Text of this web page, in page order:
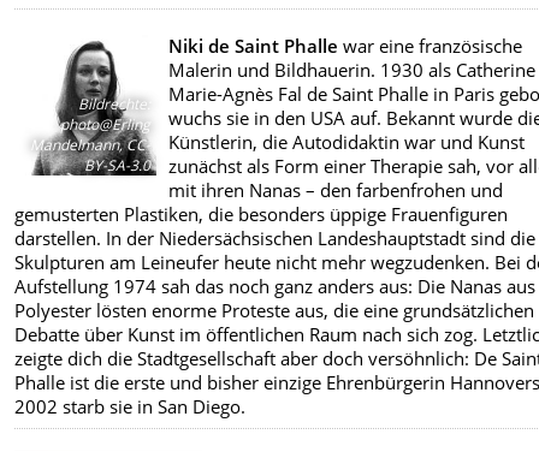
Bildrechte
photo@Erling
Mandelmann, CC-
BY-SA-3.0
Niki de Saint Phalle war eine französische
Malerin und Bildhauerin. 1930 als Catherine
Marie-Agnès Fal de Saint Phalle in Paris
wuchs sie in den USA auf. Bekannt wurde
Künstlerin, die Autodidaktin war und Kunst
zunächst als Form einer Therapie sah, vor
mit ihren Nanas – den farbenfrohen und
gemusterten Plastiken, die besonders üppige Frauenfiguren
darstellen. In der Niedersächsischen Landeshauptstadt sind
Skulpturen am Leineufer heute nicht mehr wegzudenken. Bei
Aufstellung 1974 sah das noch ganz anders aus: Die Nanas aus
Polyester lösten enorme Proteste aus, die eine grundsätzlichen
Debatte über Kunst im öffentlichen Raum nach sich zog.
zeigte dich die Stadtgesellschaft aber doch versöhnlich: De
Phalle ist die erste und bisher einzige Ehrenbürgerin
2002 starb sie in San Diego.